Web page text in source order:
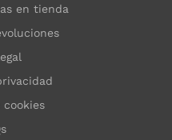
en tienda